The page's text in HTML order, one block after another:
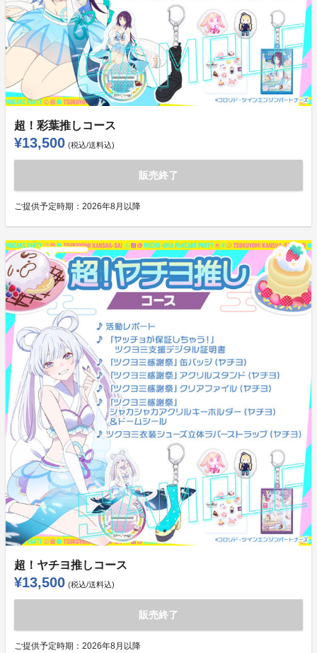
超！彩葉推しコース
¥13,500 (税込/送料込)
販売終了
ご提供予定時期： 2026年8月以降
超！ヤチヨ推しコース
¥13,500 (税込/送料込)
販売終了
ご提供予定時期： 2026年8月以降